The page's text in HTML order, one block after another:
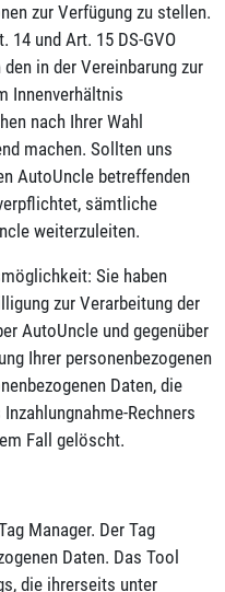
zur Verfügung zu stellen.
14 und Art. 15 DS-GVO
in der Vereinbarung zur
Innenverhältnis
nach Ihrer Wahl
machen. Sollten uns
AutoUncle betreffenden
sämtliche
weiterzuleiten.
Sie haben
zur Verarbeitung der
AutoUncle und gegenüber
Ihrer personenbezogenen
Daten, die
Rechners
Fall gelöscht.
Manager. Der Tag
Daten. Das Tool
die ihrerseits unter